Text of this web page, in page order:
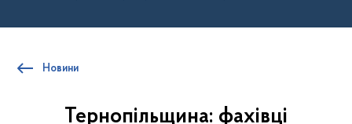
Новини
Тернопільщина: фахівці